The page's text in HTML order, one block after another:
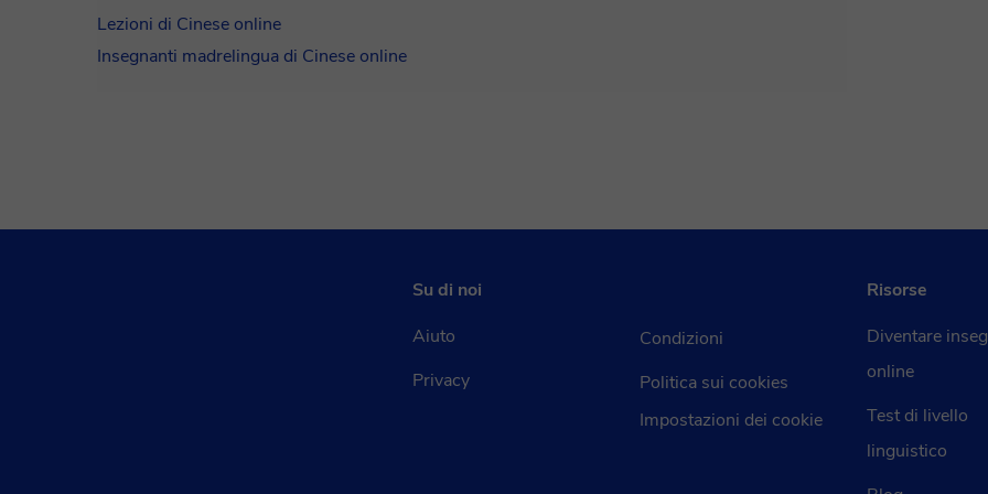
Lezioni di Cinese online
Insegnanti madrelingua di Cinese online
Su di noi
Aiuto
Privacy
Condizioni
Politica sui cookies
Impostazioni dei cookie
Risorse
Diventare
online
Test di livello
linguistico